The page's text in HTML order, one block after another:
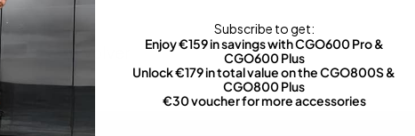
Subscribe to get:
Enjoy €159 in savings with CGO600 Pro &
CGO600 Plus
Unlock €179 in total value on the CGO800S &
CGO800 Plus
€30 voucher for more accessories